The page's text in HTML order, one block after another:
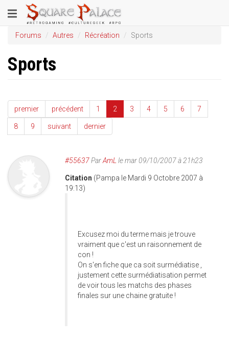
au
contenu
principal
Toggle
navigation
Forums Autres Récréation Sports
Sports
premier précédent 1 2 3 4 5 6 7
8 9 suivant dernier
#55637ParAmL le mar 09/10/2007 à 21h23
Citation (Pampa le Mardi 9 Octobre 2007 à
19:13)
Excusez moi du terme mais je trouve
vraiment que c'est un raisonnement de
con !
On s'en fiche que ca soit surmédiatise ,
justement cette surmédiatisation permet
de voir tous les matchs des phases
finales sur une chaine gratuite !